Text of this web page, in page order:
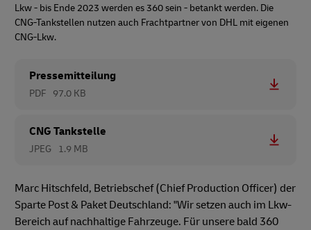
Lkw - bis Ende 2023 werden es 360 sein - betankt werden. Die
CNG-Tankstellen nutzen auch Frachtpartner von DHL mit eigenen
CNG-Lkw.
Pressemitteilung
PDF 97.0 KB
CNG Tankstelle
JPEG 1.9 MB
Marc Hitschfeld, Betriebschef (Chief Production Officer) der
Sparte Post & Paket Deutschland: "Wir setzen auch im Lkw-
Bereich auf nachhaltige Fahrzeuge. Für unsere bald 360